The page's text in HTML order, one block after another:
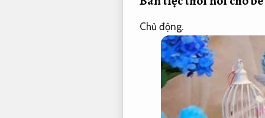
Chủ động.